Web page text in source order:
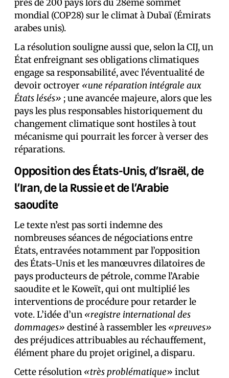
près de 200 pays lors du 28ème sommet
mondial (COP28) sur le climat à Dubaï (Émirats
arabes unis).
La résolution souligne aussi que, selon la CIJ, un
État enfreignant ses obligations climatiques
engage sa responsabilité, avec l’éventualité de
devoir octroyer «une réparation intégrale aux
États lésés» ; une avancée majeure, alors que les
pays les plus responsables historiquement du
changement climatique sont hostiles à tout
mécanisme qui pourrait les forcer à verser des
réparations.
Opposition des États-Unis, d’Israël, de
l’Iran, de la Russie et de l’Arabie
saoudite
Le texte n’est pas sorti indemne des
nombreuses séances de négociations entre
États, entravées notamment par l’opposition
des États-Unis et les manœuvres dilatoires de
pays producteurs de pétrole, comme l’Arabie
saoudite et le Koweït, qui ont multiplié les
interventions de procédure pour retarder le
vote. L’idée d’un «registre international des
dommages» destiné à rassembler les «preuves»
des préjudices attribuables au réchauffement,
élément phare du projet originel, a disparu.
Cette résolution «très problématique» inclut